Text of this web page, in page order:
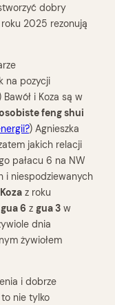
dobry
2025 rezonują
na pozycji
i Koza są w
feng shui
) Agnieszka
jakich relacji
pałacu 6 na NW
i niespodziewanych
Koza z roku
gua 6 z gua 3 w
dnia
żywiołem
i dobrze
nie tylko